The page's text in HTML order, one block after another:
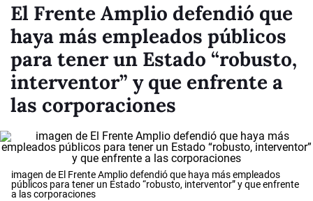
El Frente Amplio defendió que
haya más empleados públicos
para tener un Estado “robusto,
interventor” y que enfrente a
las corporaciones
imagen de El Frente Amplio defendió que haya más empleados
públicos para tener un Estado “robusto, interventor” y que enfrente
a las corporaciones